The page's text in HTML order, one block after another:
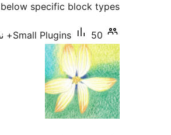
specific block types.
Small Plugins 50+ نصب فعال